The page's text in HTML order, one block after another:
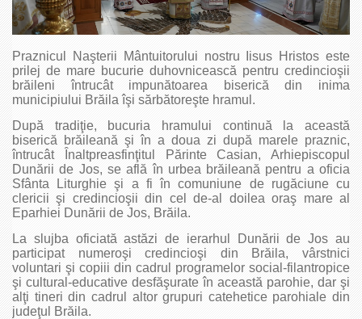
Praznicul Naşterii Mântuitorului nostru Iisus Hristos este
prilej de mare bucurie duhovnicească pentru credincioşii
brăileni întrucât impunătoarea biserică din inima
municipiului Brăila îşi sărbătoreşte hramul.
După tradiţie, bucuria hramului continuă la această
biserică brăileană şi în a doua zi după marele praznic,
întrucât Înaltpreasfinţitul Părinte Casian, Arhiepiscopul
Dunării de Jos, se află în urbea brăileană pentru a oficia
Sfânta Liturghie şi a fi în comuniune de rugăciune cu
clericii şi credincioşii din cel de-al doilea oraş mare al
Eparhiei Dunării de Jos, Brăila.
La slujba oficiată astăzi de ierarhul Dunării de Jos au
participat numeroşi credincioşi din Brăila, vârstnici
voluntari şi copiii din cadrul programelor social-filantropice
şi cultural-educative desfăşurate în această parohie, dar şi
alţi tineri din cadrul altor grupuri catehetice parohiale din
judeţul Brăila.